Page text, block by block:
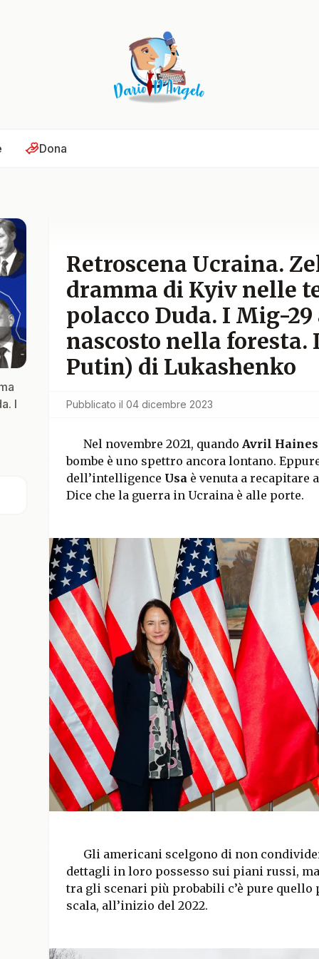
Dona
I
Retroscena Ucraina.
dramma di Kyiv nelle
polacco Duda. I Mig-
nascosto nella foresta.
Putin) di Lukashenko
Pubblicato il 04 dicembre 2023
Nel novembre 2021, quando Avril Haines
bombe è uno spettro ancora lontano.
dell’intelligence Usa è venuta a recapitare
Dice che la guerra in Ucraina è alle porte.
Gli americani scelgono di non
dettagli in loro possesso sui piani russi,
tra gli scenari più probabili c’è pure quello
scala, all’inizio del 2022.